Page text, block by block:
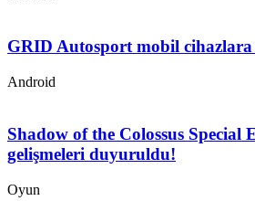
GRID Autosport mobil
Android
Shadow of the Colossus Special
gelişmeleri duyuruldu!
Oyun